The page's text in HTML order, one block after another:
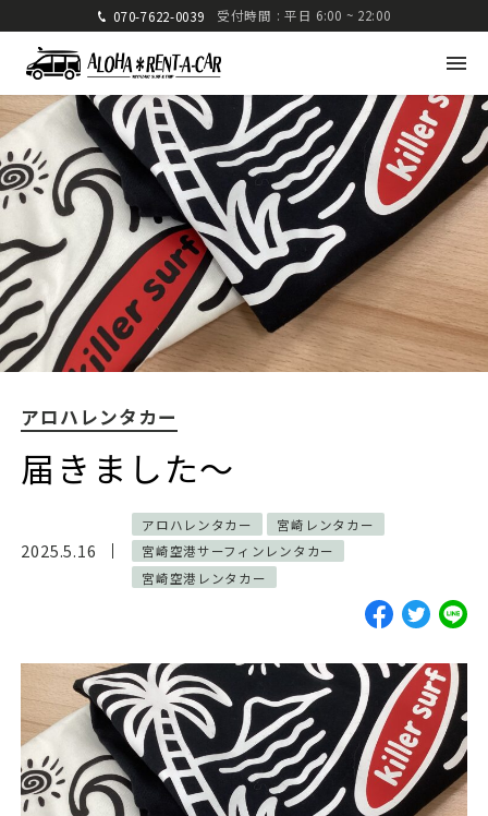
070-7622-0039 受付時間 : 平日 6:00 ~ 22:00
アロハレンタカー
届きました〜
2025.5.16
アロハレンタカー
宮崎レンタカー
宮崎空港サーフィンレンタカー
宮崎空港レンタカー
アロハレンタカー
〒880-0824 宮崎県宮崎市大島町高崎416-1
九州運輸局宮崎運輸支局 認可 第285号
TEL: 070-7622-0039
FAX: 0985-25-2832
車種・料金
お電話で問い合わせ
サーフガイド サーフレッスン
レンタル
写真サービス
よくあるご質問
INFORMATION
ブログ 貸渡約款 プライバシーポリシー